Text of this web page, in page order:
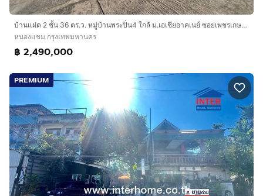
บ้านเเฝด 2 ชั้น 36 ตร.ว. หมู่บ้านพระปิ่น4 ใกล้ ม.เอเชียอาคเนย์ ซอยเพชรเกษม81 (ซอยเอกชัย131) ถนนเพชรเกษม เขตหนองแขม กรุงเทพมหานคร
หนองแขม กรุงเทพมหานคร
฿ 2,490,000
PREMIUM